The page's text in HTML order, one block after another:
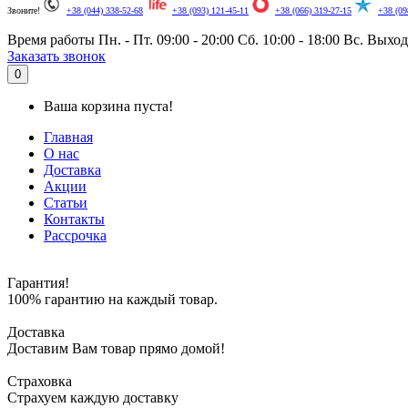
Звоните! +38 (044) 338-52-68 +38 (093) 121-45-11 +38 (066) 319-27-15 +38
Время работы Пн. - Пт. 09:00 - 20:00 Сб. 10:00 - 18:00 Вс.
Заказать звонок
0
Ваша корзина пуста!
Главная
О нас
Доставка
Акции
Статьи
Контакты
Рассрочка
Гарантия!
100% гарантию на каждый товар.
Доставка
Доставим Вам товар прямо домой!
Страховка
Страхуем каждую доставку